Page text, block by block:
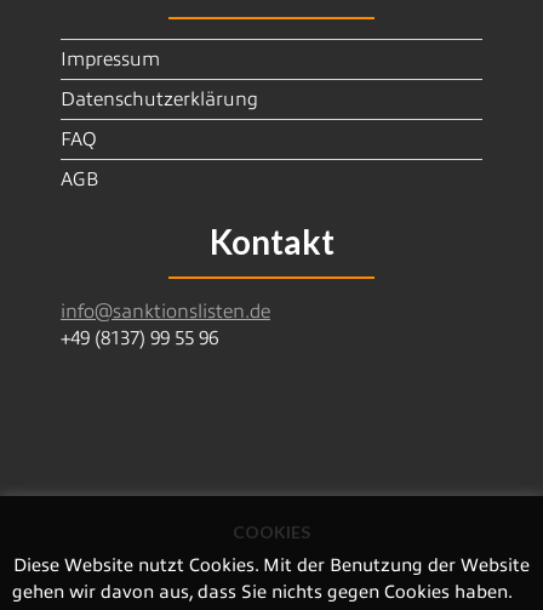
Impressum
Datenschutzerklärung
FAQ
AGB
Kontakt
info@sanktionslisten.de
+49 (8137) 99 55 96
SanctionsDataServices GmbH | Leitlweg 19 | 85293
Reichertshausen | Deutschland
Amtsgericht Ingolstadt HRB 5430
COOKIES
Diese Website nutzt Cookies. Mit der Benutzung der Website
gehen wir davon aus, dass Sie nichts gegen Cookies haben.